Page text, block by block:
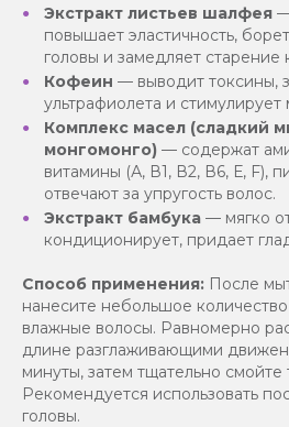
Экстракт листьев шалфея
повышает эластичность,
головы и замедляет старение
Кофеин — выводит токсины,
ультрафиолета и
Комплекс масел (сладкий
монгомонго) — содержат
витамины (А, В1, В2, В6, Е, F),
отвечают за упругость волос.
Экстракт бамбука — мягко
кондиционирует, придает
Способ применения: После
нанесите небольшое
влажные волосы. Равномерно
длине разглаживающими
минуты, затем тщательно смойте
Рекомендуется использовать
головы.